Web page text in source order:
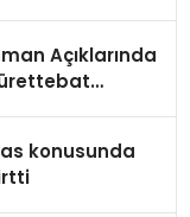
Açıklarında
konusunda